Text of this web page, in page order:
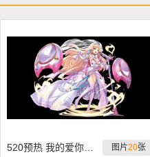
图片20张